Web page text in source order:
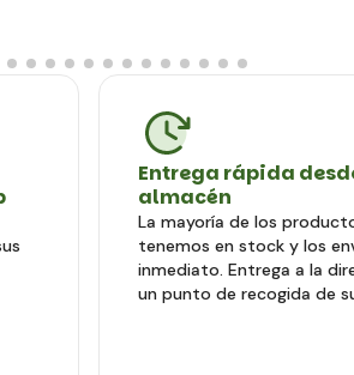
Entrega rápida
almacén
La mayoría de los
tenemos en stock y los
inmediato. Entrega a la
un punto de recogida de